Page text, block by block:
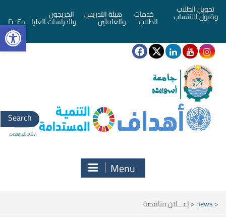
تحويل الطلاب
وقبول الانتساب خدمات
الطلاب
هيئة التدريس
والعاملين
الخريجون
والدراسات العليا En
Fr
Search
for:
Menu
<
news
<إعـــلان مناقصة